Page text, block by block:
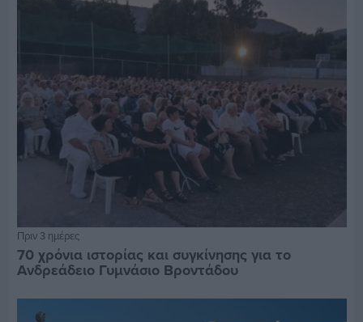
Πριν 3 ημέρες
70 χρόνια ιστορίας και συγκίνησης για το
Ανδρεάδειο Γυμνάσιο Βροντάδου